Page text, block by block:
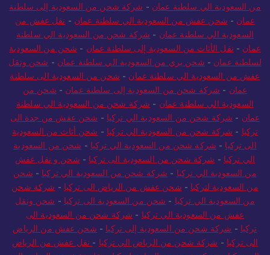
من السعودية الي سلطنة عمان - شركة شحن من السعودية إلى سلطنة
عمان - شحن عفش من السعودية الي سلطنة عمان - نقل عفش من
السعودية الي سلطنة عمان - شركة شحن من السعودية الي سلطنة
عمان - نقل الأثاث من السعودية إلى سلطنة عمان - شحن من السعودية
لسلطنة عمان - شحن بري من السعودية الي سلطنة عمان - شحن ونقل
عفش من السعودية الي سلطنة عمان - شحن من السعودية الى سلطنة
عمان - شركة شحن من السعودية إلى سلطنة عمان - شحن من
السعودية الي سلطنة عمان - شركة شحن من السعودية الي سلطنة
عمان - شركة شحن من السعودية الي تركيا - شحن عفش من جدة الى
تركيا - شركة شحن من السعودية الي تركيا - شحن أثاث من السعودية
الى تركيا - شركة شحن من السعودية الي تركيا - شحن من السعودية
الي تركيا - شركة شحن من السعودية الى تركيا - شحن و نقل عفش
من السعودية الي تركيا - شركة شحن من السعودية الي تركيا - شحن
من السعودية لتركيا - شحن عفش من الرياض الى تركيا - شركة شحن
من السعودية الي تركيا - شحن من السعودية الى تركيا - شحن ونقل
عفش من السعودية الي تركيا - شركة شحن من السعودية الى
تركيا - شركة شحن من السعودية إلى تركيا - شحن عفش من الرياض
الى تركيا - شركة شحن من الرياض الي تركيا - نقل عفش من الرياض